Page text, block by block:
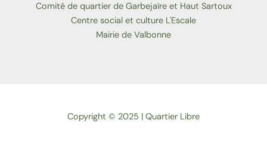
Comité de quartier de Garbejaïre et Haut Sartoux
Centre social et culture L'Escale
Mairie de Valbonne
Copyright © 2025 | Quartier Libre